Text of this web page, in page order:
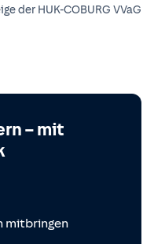
der HUK-COBURG VVaG
– mit
mitbringen